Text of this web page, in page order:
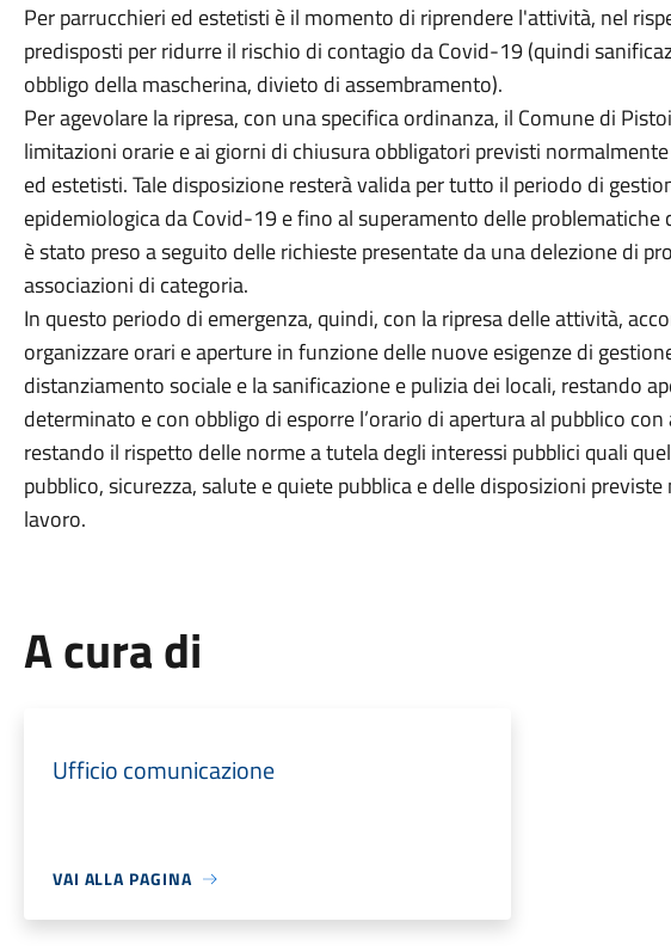
Per parrucchieri ed estetisti è il momento di riprendere l'attività, nel
predisposti per ridurre il rischio di contagio da Covid-19 (quindi
obbligo della mascherina, divieto di assembramento).
Per agevolare la ripresa, con una specifica ordinanza, il Comune di
limitazioni orarie e ai giorni di chiusura obbligatori previsti
ed estetisti. Tale disposizione resterà valida per tutto il periodo di
epidemiologica da Covid-19 e fino al superamento delle
è stato preso a seguito delle richieste presentate da una delezione di
associazioni di categoria.
In questo periodo di emergenza, quindi, con la ripresa delle attività,
organizzare orari e aperture in funzione delle nuove esigenze di
distanziamento sociale e la sanificazione e pulizia dei locali, restando
determinato e con obbligo di esporre l’orario di apertura al pubblico
restando il rispetto delle norme a tutela degli interessi pubblici quali
pubblico, sicurezza, salute e quiete pubblica e delle disposizioni
lavoro.
A cura di
Ufficio comunicazione
VAI ALLA PAGINA